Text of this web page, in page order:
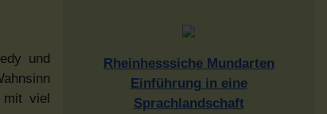
und
viel
Rheinhesssiche Mundarten
Einführung in eine
Sprachlandschaft